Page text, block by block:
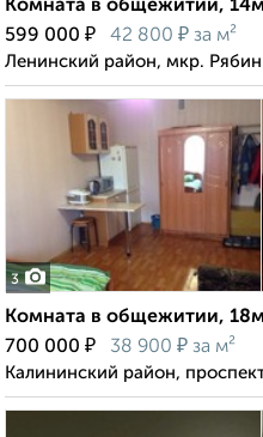
Комната в общежитии,
599 000 ₽ 42 800 ₽ за м²
Ленинский район, мкр.
3
Комната в общежитии,
700 000 ₽ 38 900 ₽ за м²
Калининский район,